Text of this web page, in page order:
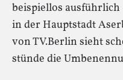
beispiellos ausführlich
in der Hauptstadt
von TV.Berlin sieht
stünde die